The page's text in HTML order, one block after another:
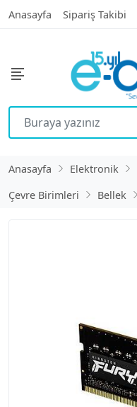
Anasayfa Sipariş Takibi
Anasayfa Elektronik
Çevre Birimleri
Bellek